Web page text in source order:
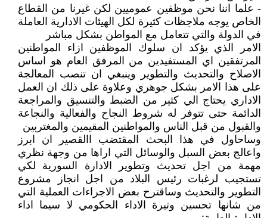
- علما اننا نحن موظفين عموميين لكن غيرنا من القطاع
الخاص يوجه ملاجظات كثيرة لكل الهيئات الادارية العاملة
في الدولة والتي تتعامل مع المواطن بشكل مباشر
الامر الذي يؤكد ان سلوك الموظفين ازاء المواطنين
المرتفقين اي المستفيدين من المرفق العام هو اساس
الاصلاح والتحديث والتطوير وينبغي ان تنصب المعالجة
على هذا الامر بشكل جوهري وعلاوة على ذلك ان العمل
الاداري يحتاج الي كثير من الضبط والتنسيق والمراجعة
الدائمة حتى تتوفر له شروط النجاح والفعالية والنجاعة
والقبول من قبل الناس والمواطنين المقيمين والمغتربين
وساحاول في هذا البحث المقتضب االقصير ان ابرز
واعالج بعض السبل والوسائل التي اراها من وجهة نظري
مهمة من اجل تحديث وتطوير الادارة السورية لكي
تستجيب لرغبات رئيس البلاد من اجل انجاز مشروع
التطوير والتحديث وساقترح بعض الاجراءات العملية التي
من شانها تحسين وتيرة الاداء الحكومي لا سيما اداء